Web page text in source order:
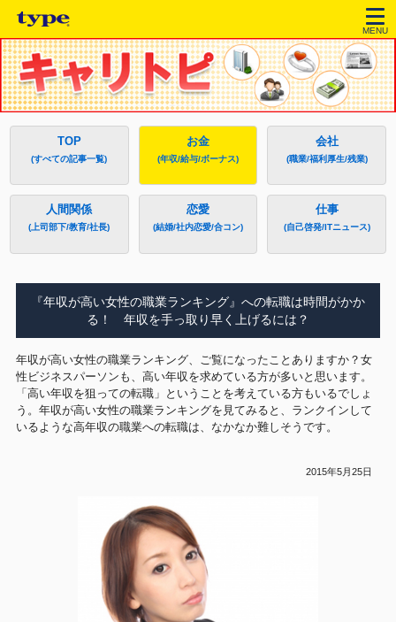
MENU
TOP
(すべての記事一覧)
お金
(年収/給与/ボーナス)
会社
(職業/福利厚生/残業)
人間関係
(上司部下/教育/社長)
恋愛
(結婚/社内恋愛/合コン)
仕事
(自己啓発/ITニュース)
『年収が高い女性の職業ランキング』への転職は時間がかか
る！ 年収を手っ取り早く上げるには？
年収が高い女性の職業ランキング、ご覧になったことありますか？女
性ビジネスパーソンも、高い年収を求めている方が多いと思います。
「高い年収を狙っての転職」ということを考えている方もいるでしょ
う。年収が高い女性の職業ランキングを見てみると、ランクインして
いるような高年収の職業への転職は、なかなか難しそうです。
2015年5月25日